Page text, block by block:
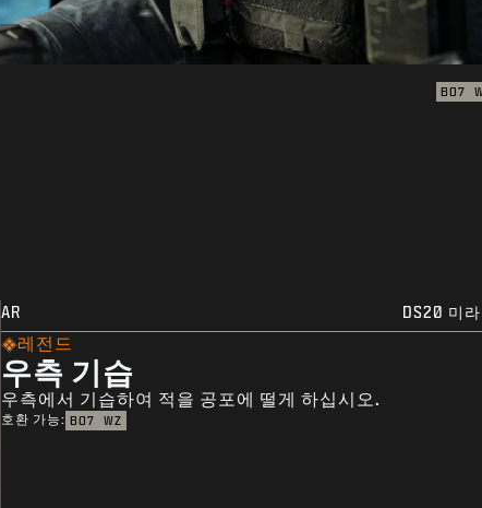
BO7
AR DS20 미
레전드
우측 기습
우측에서 기습하여 적을 공포에 떨게 하십시오.
호환 가능: BO7 WZ